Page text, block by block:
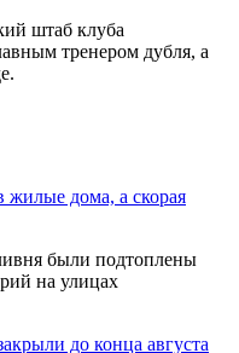
штаб клуба
тренером дубля, а
жилые дома, а скорая
были подтоплены
на улицах
до конца августа